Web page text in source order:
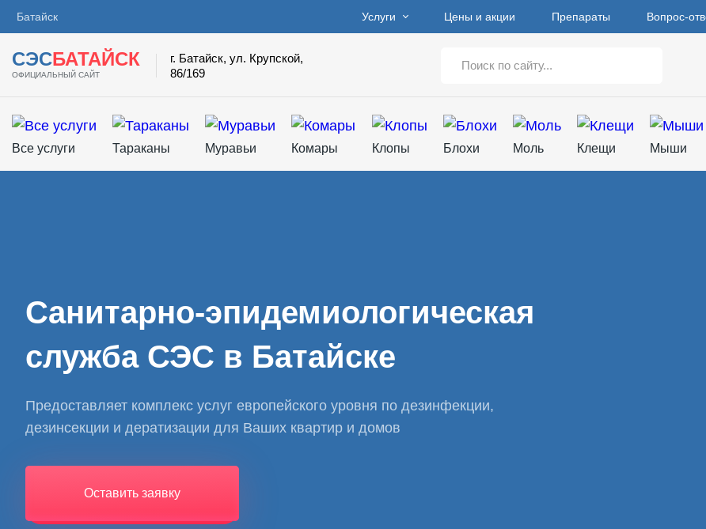
Батайск Услуги Цены и акции Препараты Вопрос-
СЭСБАТАЙСК
ОФИЦИАЛЬНЫЙ САЙТ
г. Батайск, ул. Крупской,
86/169
Все услуги Тараканы Муравьи Комары Клопы Блохи Моль Клещи Мыши
Санитарно-эпидемиологическая
служба СЭС в Батайске
Предоставляет комплекс услуг европейского уровня по дезинфекции,
дезинсекции и дератизации для Ваших квартир и домов
Оставить заявку